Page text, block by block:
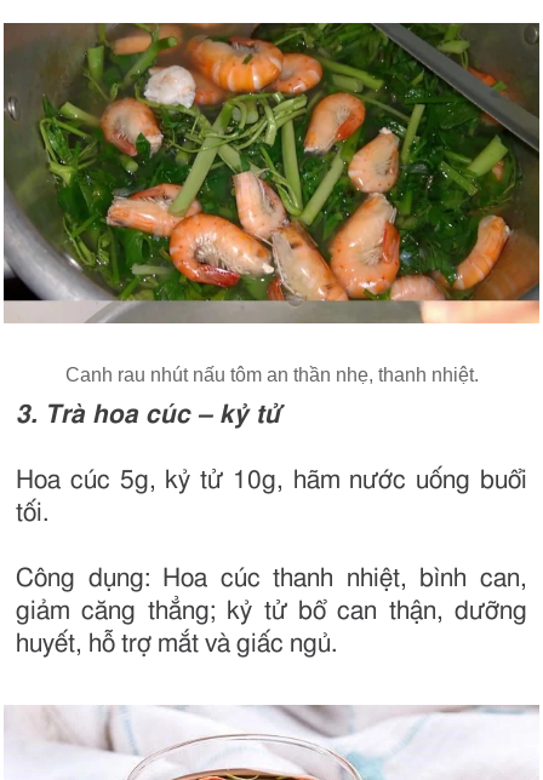
Canh rau nhút nấu tôm an thần nhẹ, thanh nhiệt.
3. Trà hoa cúc – kỷ tử
Hoa cúc 5g, kỷ tử 10g, hãm nước uống buổi
tối.
Công dụng: Hoa cúc thanh nhiệt, bình can,
giảm căng thẳng; kỷ tử bổ can thận, dưỡng
huyết, hỗ trợ mắt và giấc ngủ.